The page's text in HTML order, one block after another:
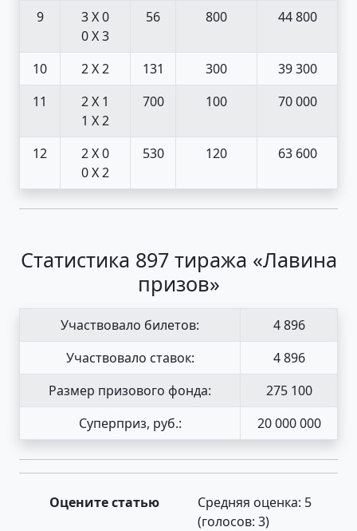
9
3 X 0
0 X 3
56 800 44 800
10 2 X 2 131 300
39 300
11
2 X 1
1 X 2
700 100 70 000
12
2 X 0
0 X 2
530 120 63 600
Статистика 897 тиража «Лавина
призов»
Участвовало билетов:
4 896
Участвовало ставок:
4 896
Размер призового фонда:
275 100
Суперприз, руб.:
20 000 000
Оцените статью Средняя оценка: 5
(голосов: 3)